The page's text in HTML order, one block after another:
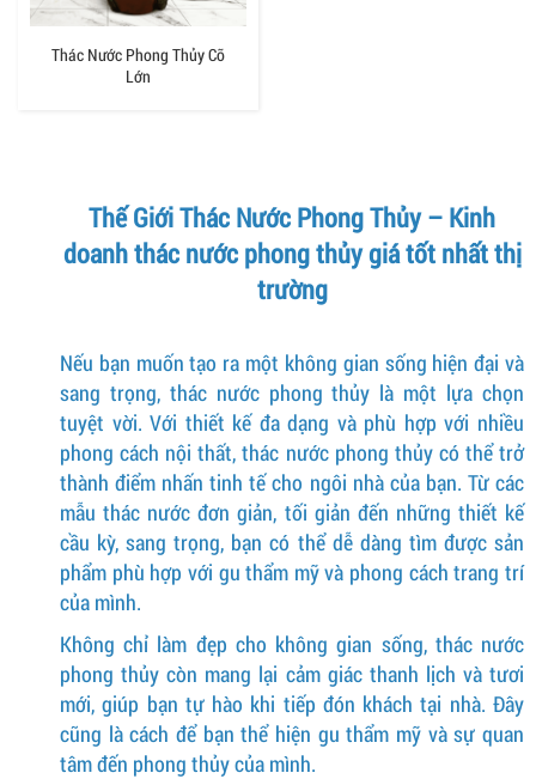
Thác Nước Phong Thủy Cỡ
Lớn
Thế Giới Thác Nước Phong Thủy – Kinh
doanh thác nước phong thủy giá tốt nhất thị
trường
Nếu bạn muốn tạo ra một không gian sống hiện đại và
sang trọng, thác nước phong thủy là một lựa chọn
tuyệt vời. Với thiết kế đa dạng và phù hợp với nhiều
phong cách nội thất, thác nước phong thủy có thể trở
thành điểm nhấn tinh tế cho ngôi nhà của bạn. Từ các
mẫu thác nước đơn giản, tối giản đến những thiết kế
cầu kỳ, sang trọng, bạn có thể dễ dàng tìm được sản
phẩm phù hợp với gu thẩm mỹ và phong cách trang trí
của mình.
Không chỉ làm đẹp cho không gian sống, thác nước
phong thủy còn mang lại cảm giác thanh lịch và tươi
mới, giúp bạn tự hào khi tiếp đón khách tại nhà. Đây
cũng là cách để bạn thể hiện gu thẩm mỹ và sự quan
tâm đến phong thủy của mình.